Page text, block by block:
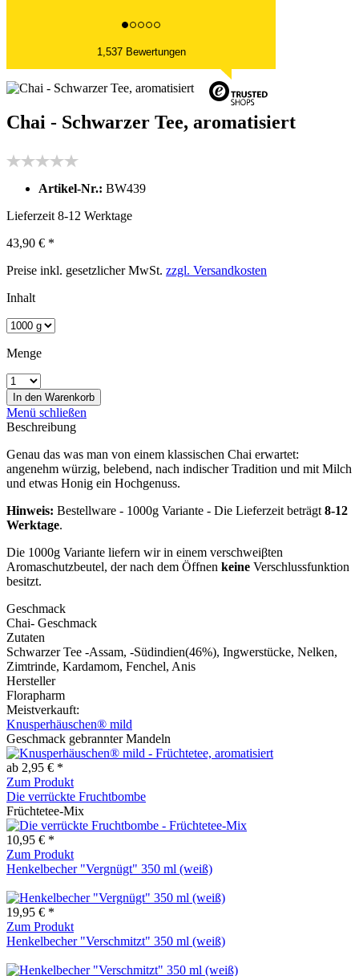
1,537 Bewertungen
Chai - Schwarzer Tee, aromatisiert
Artikel-Nr.: BW439
Lieferzeit 8-12 Werktage
43,90 € *
Preise inkl. gesetzlicher MwSt. zzgl. Versandkosten
Inhalt
Menge
In den Warenkorb
Menü schließen
Beschreibung
Genau das was man von einem klassischen Chai erwartet:
angenehm würzig, belebend, nach indischer Tradition und mit Milch
und etwas Honig ein Hochgenuss.
Hinweis: Bestellware - 1000g Variante - Die Lieferzeit beträgt 8-12
Werktage.
Die 1000g Variante liefern wir in einem verschweiβten
Aromaschutzbeutel, der nach dem Öffnen keine Verschlussfunktion
besitzt.
Geschmack
Chai- Geschmack
Zutaten
Schwarzer Tee -Assam, -Südindien(46%), Ingwerstücke, Nelken,
Zimtrinde, Kardamom, Fenchel, Anis
Hersteller
Florapharm
Meistverkauft:
Knusperhäuschen® mild
Geschmack gebrannter Mandeln
ab 2,95 € *
Zum Produkt
Die verrückte Fruchtbombe
Früchtetee-Mix
10,95 € *
Zum Produkt
Henkelbecher "Vergnügt" 350 ml (weiß)
19,95 € *
Zum Produkt
Henkelbecher "Verschmitzt" 350 ml (weiß)